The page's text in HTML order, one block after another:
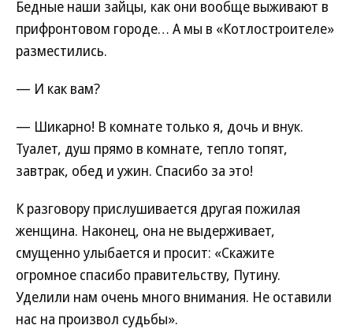
Бедные наши зайцы, как они вообще выживают в
прифронтовом городе… А мы в «Котлостроителе»
разместились.
— И как вам?
— Шикарно! В комнате только я, дочь и внук.
Туалет, душ прямо в комнате, тепло топят,
завтрак, обед и ужин. Спасибо за это!
К разговору прислушивается другая пожилая
женщина. Наконец, она не выдерживает,
смущенно улыбается и просит: «Скажите
огромное спасибо правительству, Путину.
Уделили нам очень много внимания. Не оставили
нас на произвол судьбы».